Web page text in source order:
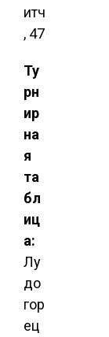
итч
, 47
Ту
рн
ир
на
я
та
бл
иц
а:
Лу
до
гор
ец